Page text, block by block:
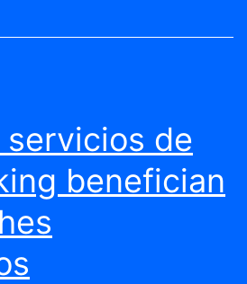
servicios de
benefician